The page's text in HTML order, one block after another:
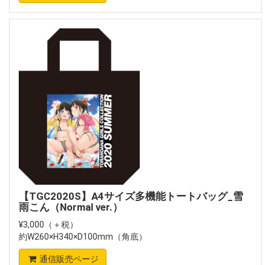
【TGC2020S】A4サイズ多機能トートバッグ_雪
雨こん（Normal ver.）
¥3,000（＋税）
約W260×H340×D100mm（角底）
通信販売ページ